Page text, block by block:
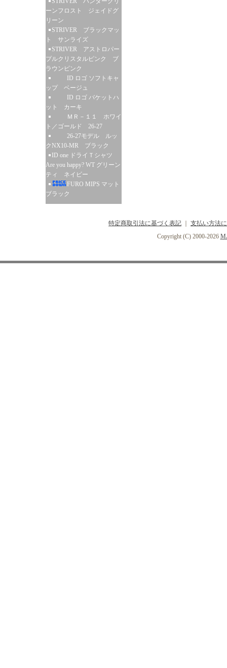
ーンフロスト ジェイドグ
リーン
STRIVER ブラックマッ
ト サンライズ
STRIVER アストロパー
プルクリスタルピンク ブ
ラウンピンク
ID ロゴ ソフトキャ
ップ ベージュ
ID ロゴ バケットハ
ット カーキ
ＭＲ－１１ ホワイ
ト／ゴールド 26-27
26-27モデル ルッ
クNX10-MR ブラック
ID one ドライＴシャツ
Are you happy? WT グリーン
ティ ネイビー
FURO MIPS マット
ブラック
特定商取引法に基づく表記
支払い方法
Copyright (C) 2000-2026